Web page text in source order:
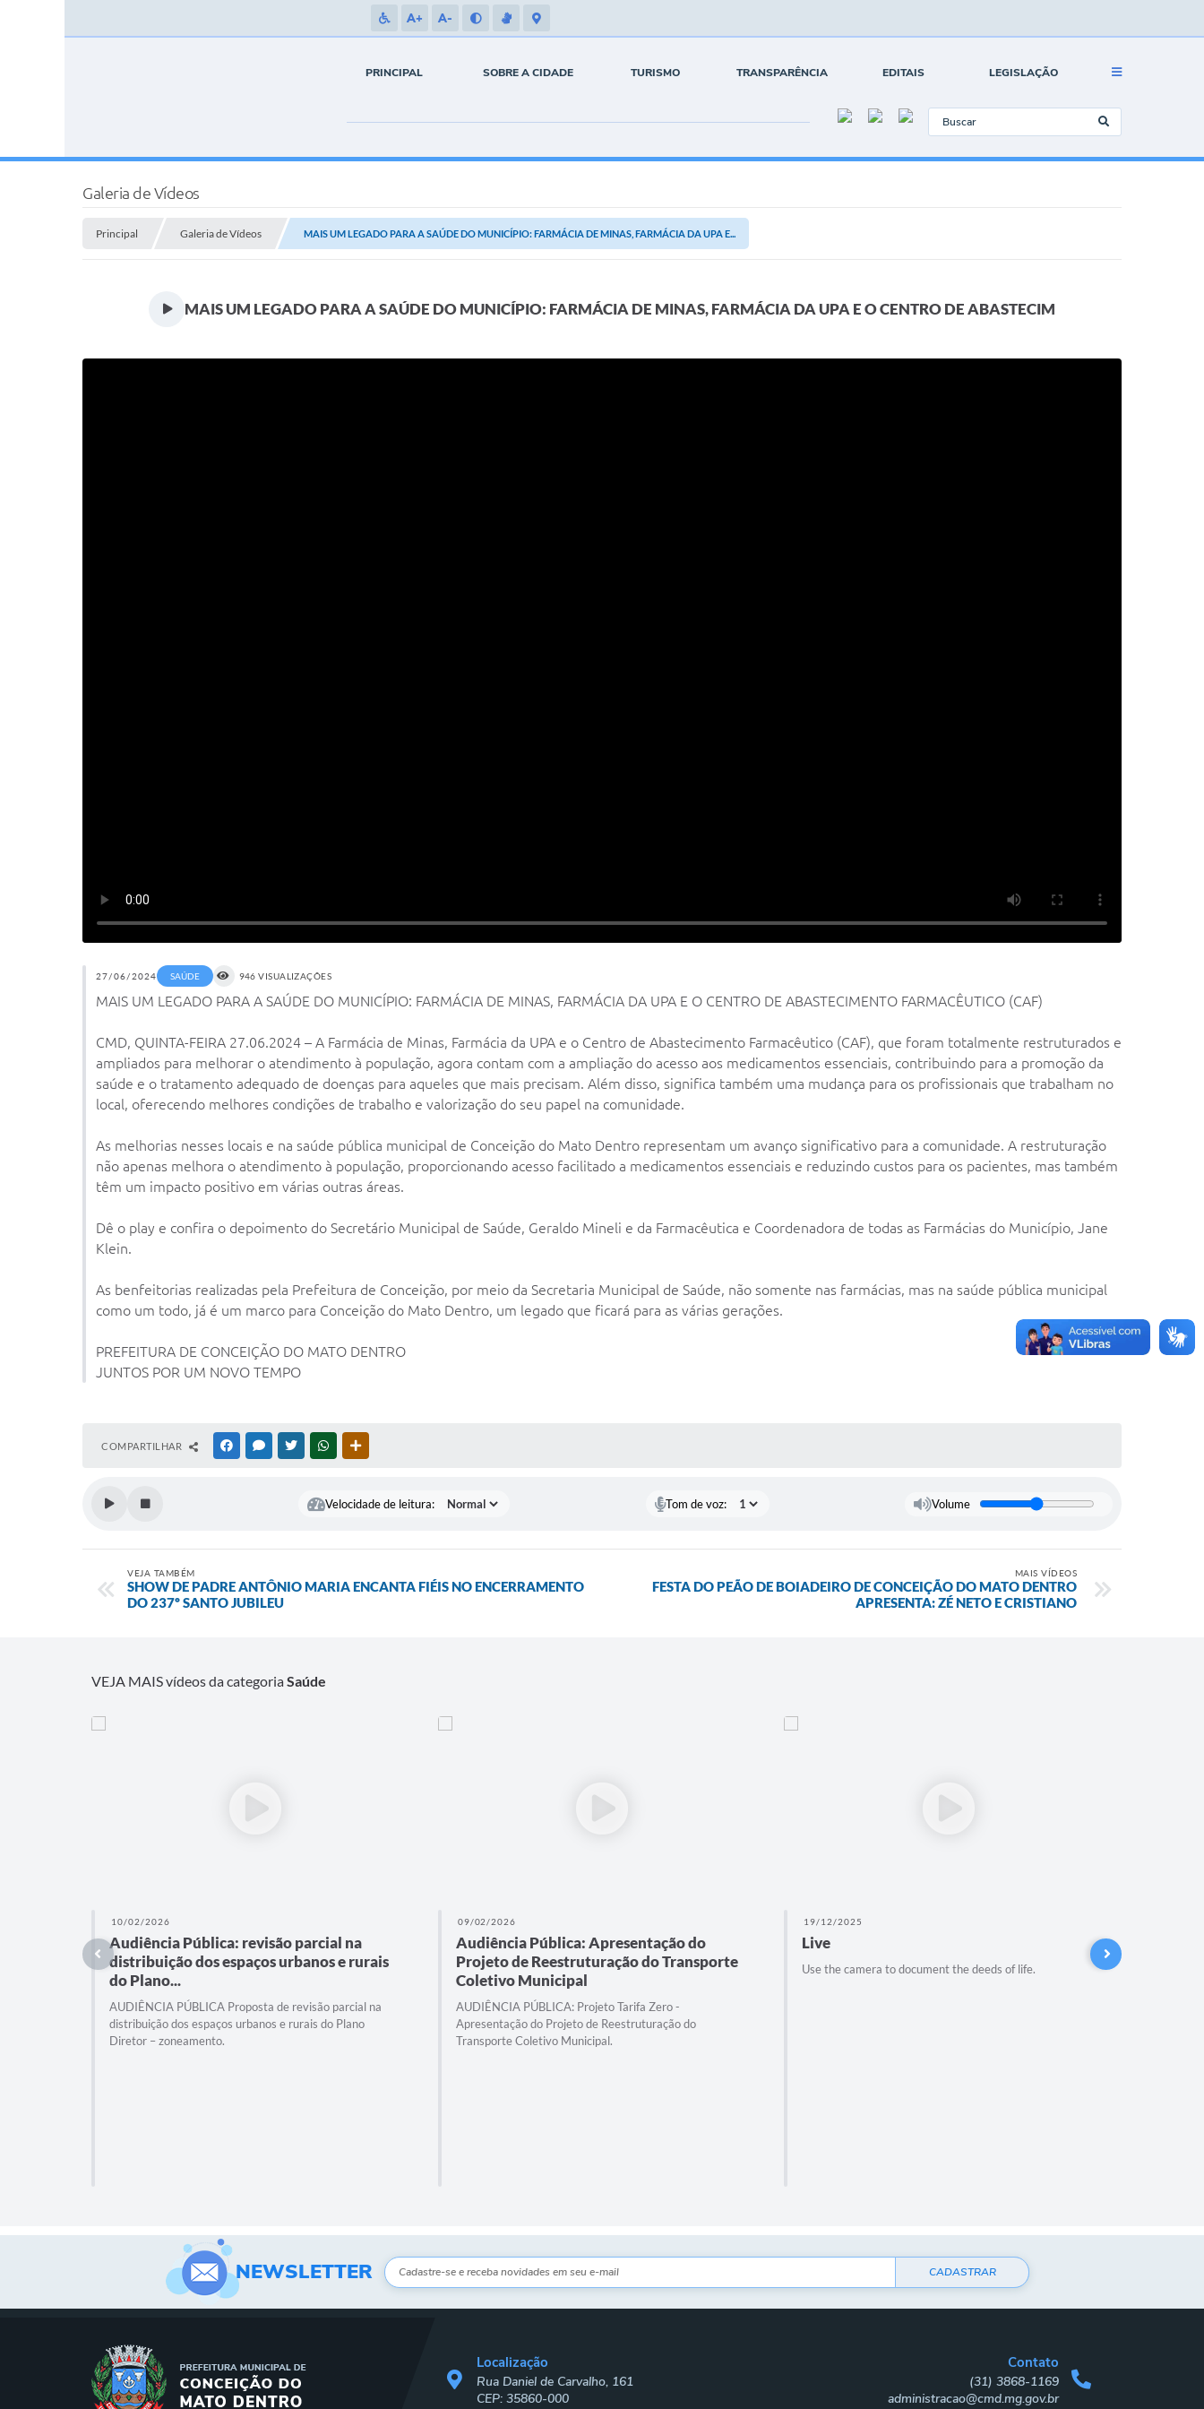
A+ A-
PRINCIPAL SOBRE A CIDADE TURISMO TRANSPARÊNCIA EDITAIS LEGISLAÇÃO
Galeria de Vídeos
Principal Galeria de Vídeos MAIS UM LEGADO PARA A SAÚDE DO MUNICÍPIO: FARMÁCIA DE MINAS, FARMÁCIA DA UPA E...
MAIS UM LEGADO PARA A SAÚDE DO MUNICÍPIO: FARMÁCIA DE MINAS, FARMÁCIA DA UPA E O CENTRO DE ABASTECIM
27/06/2024 SAÚDE 946 VISUALIZAÇÕES
MAIS UM LEGADO PARA A SAÚDE DO MUNICÍPIO: FARMÁCIA DE MINAS, FARMÁCIA DA UPA E O CENTRO DE ABASTECIMENTO FARMACÊUTICO (CAF)
CMD, QUINTA-FEIRA 27.06.2024 – A Farmácia de Minas, Farmácia da UPA e o Centro de Abastecimento Farmacêutico (CAF), que foram totalmente restruturados e
ampliados para melhorar o atendimento à população, agora contam com a ampliação do acesso aos medicamentos essenciais, contribuindo para a promoção da
saúde e o tratamento adequado de doenças para aqueles que mais precisam. Além disso, significa também uma mudança para os profissionais que trabalham no
local, oferecendo melhores condições de trabalho e valorização do seu papel na comunidade.
As melhorias nesses locais e na saúde pública municipal de Conceição do Mato Dentro representam um avanço significativo para a comunidade. A restruturação
não apenas melhora o atendimento à população, proporcionando acesso facilitado a medicamentos essenciais e reduzindo custos para os pacientes, mas também
têm um impacto positivo em várias outras áreas.
Dê o play e confira o depoimento do Secretário Municipal de Saúde, Geraldo Mineli e da Farmacêutica e Coordenadora de todas as Farmácias do Município, Jane
Klein.
As benfeitorias realizadas pela Prefeitura de Conceição, por meio da Secretaria Municipal de Saúde, não somente nas farmácias, mas na saúde pública municipal
como um todo, já é um marco para Conceição do Mato Dentro, um legado que ficará para as várias gerações.
PREFEITURA DE CONCEIÇÃO DO MATO DENTRO
JUNTOS POR UM NOVO TEMPO
COMPARTILHAR FACEBOOKMESSENGER
TWITTERWHATSAPP
Velocidade de leitura: Tom de voz: Volume
VEJA TAMBÉM
SHOW DE PADRE ANTÔNIO MARIA ENCANTA FIÉIS NO ENCERRAMENTO
DO 237º SANTO JUBILEU
MAIS VÍDEOS
FESTA DO PEÃO DE BOIADEIRO DE CONCEIÇÃO DO MATO DENTRO
APRESENTA: ZÉ NETO E CRISTIANO
VEJA MAIS vídeos da categoriaSaúde
10/02/2026
Audiência Pública: revisão parcial na
distribuição dos espaços urbanos e rurais
do Plano...
AUDIÊNCIA PÚBLICA Proposta de revisão parcial na
distribuição dos espaços urbanos e rurais do Plano
Diretor – zoneamento.
09/02/2026
Audiência Pública: Apresentação do
Projeto de Reestruturação do Transporte
Coletivo Municipal
AUDIÊNCIA PÚBLICA: Projeto Tarifa Zero -
Apresentação do Projeto de Reestruturação do
Transporte Coletivo Municipal.
19/12/2025
Live
Use the camera to document the deeds of life.
NEWSLETTER CADASTRAR
Localização
Rua Daniel de Carvalho, 161
CEP: 35860-000
Contato
(31) 3868-1169
administracao@cmd.mg.gov.br